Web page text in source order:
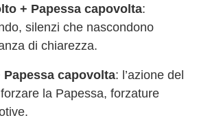
+ Papessa capovolta:
silenzi che nascondono
di chiarezza.
capovolta: l’azione del
la Papessa, forzature